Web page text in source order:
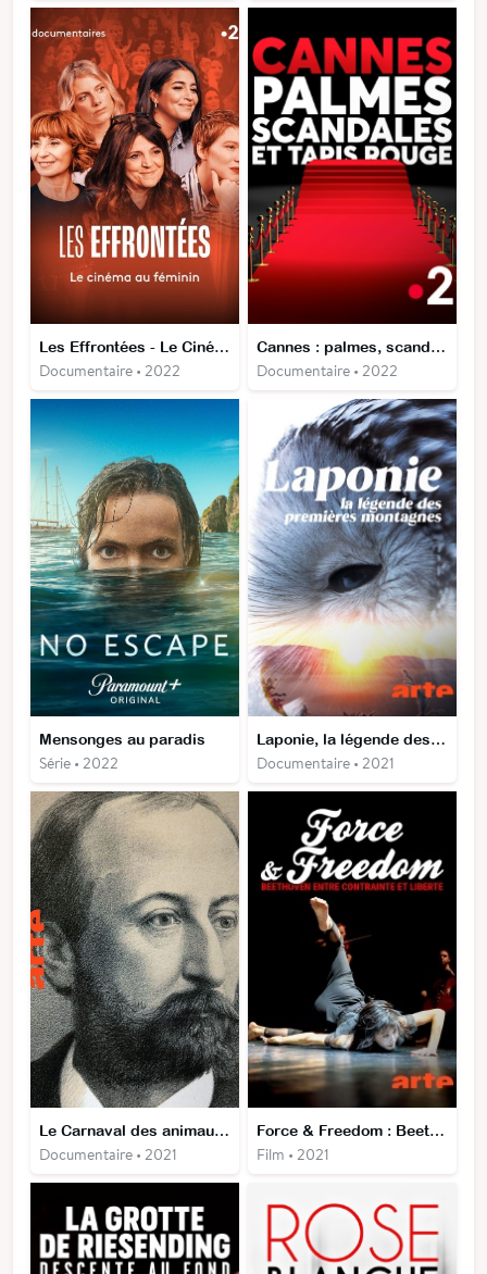
Les Effrontées - Le Cinéma au féminin
Documentaire • 2022
Cannes : palmes, scandales et tapis rouge
Documentaire • 2022
Mensonges au paradis
Série • 2022
Laponie, la légende des premières montagnes
Documentaire • 2021
Le Carnaval des animaux : un conte musical
Documentaire • 2021
Force & Freedom : Beethoven entre contrainte et liberté
Film • 2021